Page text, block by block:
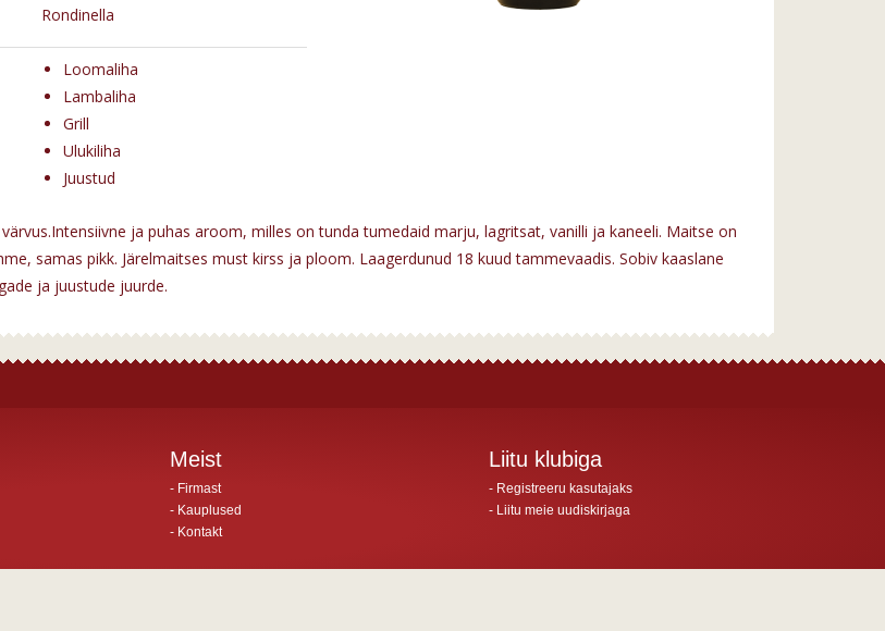
Rondinella
Loomaliha
Lambaliha
Grill
Ulukiliha
Juustud
ja puhas aroom, milles on tunda tumedaid marju, lagritsat, vanilli ja kaneeli. Maitse on
samas pikk. Järelmaitses must kirss ja ploom. Laagerdunud 18 kuud tammevaadis. Sobiv kaaslane
ja juustude juurde.
Meist
Firmast
Kauplused
Kontakt
Liitu klubiga
Registreeru kasutajaks
Liitu meie uudiskirjaga